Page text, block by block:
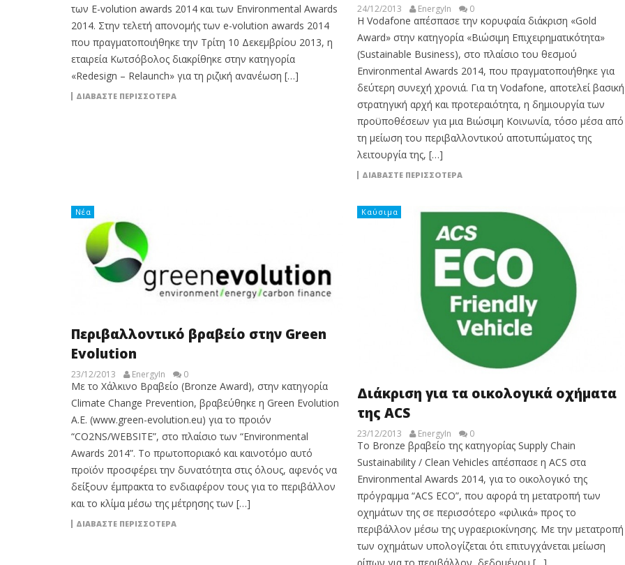
των E-volution awards 2014 και των Environmental Awards
2014. Στην τελετή απονομής των e-volution awards 2014
που πραγματοποιήθηκε την Τρίτη 10 Δεκεμβρίου 2013, η
εταιρεία Κωτσόβολος διακρίθηκε στην κατηγορία
«Redesign – Relaunch» για τη ριζική ανανέωση […]
ΔΙΑΒΆΣΤΕ ΠΕΡΙΣΣΌΤΕΡΑ
24/12/2013 EnergyIn 0
Η Vodafone απέσπασε την κορυφαία διάκριση «Gold
Award» στην κατηγορία «Βιώσιμη Επιχειρηματικότητα»
(Sustainable Business), στο πλαίσιο του θεσμού
Environmental Awards 2014, που πραγματοποιήθηκε για
δεύτερη συνεχή χρονιά. Για τη Vodafone, αποτελεί βασική
στρατηγική αρχή και προτεραιότητα, η δημιουργία των
προϋποθέσεων για μια Βιώσιμη Κοινωνία, τόσο μέσα από
τη μείωση του περιβαλλοντικού αποτυπώματος της
λειτουργία της, […]
ΔΙΑΒΆΣΤΕ ΠΕΡΙΣΣΌΤΕΡΑ
Νέα
Περιβαλλοντικό βραβείο στην Green
Evolution
23/12/2013 EnergyIn 0
Με το Χάλκινο Βραβείο (Bronze Award), στην κατηγορία
Climate Change Prevention, βραβεύθηκε η Green Evolution
Α.Ε. (www.green-evolution.eu) για το προιόν
“CO2NS/WEBSITE”, στο πλαίσιο των “Environmental
Awards 2014”. Το πρωτοποριακό και καινοτόμο αυτό
προϊόν προσφέρει την δυνατότητα στις όλους, αφενός να
δείξουν έμπρακτα το ενδιαφέρον τους για το περιβάλλον
και το κλίμα μέσω της μέτρησης των […]
ΔΙΑΒΆΣΤΕ ΠΕΡΙΣΣΌΤΕΡΑ
Καύσιμα
Διάκριση για τα οικολογικά οχήματα
της ΑCS
23/12/2013 EnergyIn 0
Το Bronze βραβείο της κατηγορίας Supply Chain
Sustainability / Clean Vehicles απέσπασε η ACS στα
Environmental Awards 2014, για το οικολογικό της
πρόγραμμα “ACS ECO”, που αφορά τη μετατροπή των
οχημάτων της σε περισσότερο «φιλικά» προς το
περιβάλλον μέσω της υγραεριοκίνησης. Με την μετατροπή
των οχημάτων υπολογίζεται ότι επιτυγχάνεται μείωση